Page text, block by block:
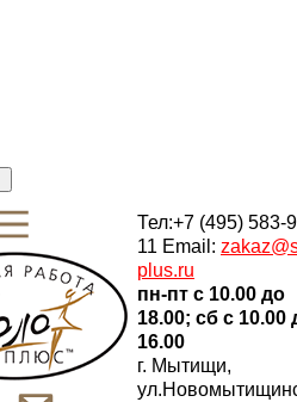
Тел:+7 (495) 583-
11 Email:
plus.ru
пн-пт c 10.00 до
18.00; сб c 10.00
16.00
г. Мытищи,